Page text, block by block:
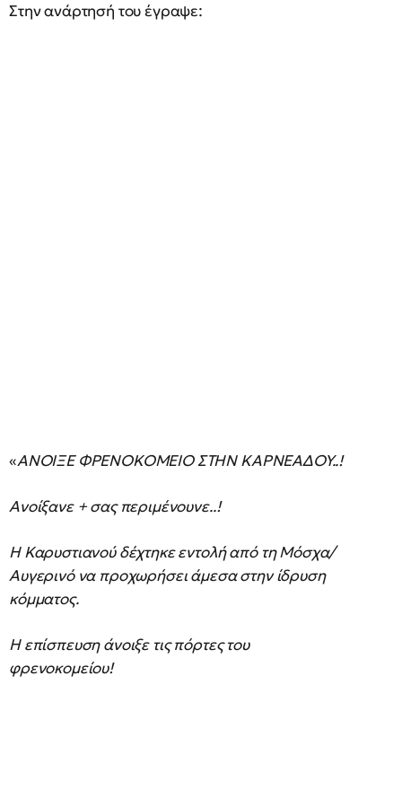
Στην ανάρτησή του έγραψε:
«ΑΝΟΙΞΕ ΦΡΕΝΟΚΟΜΕΙΟ ΣΤΗΝ ΚΑΡΝΕΑΔΟΥ..!
Ανοίξανε + σας περιμένουνε..!
Η Καρυστιανού δέχτηκε εντολή από τη Μόσχα/
Αυγερινό να προχωρήσει άμεσα στην ίδρυση
κόμματος.
Η επίσπευση άνοιξε τις πόρτες του
φρενοκομείου!